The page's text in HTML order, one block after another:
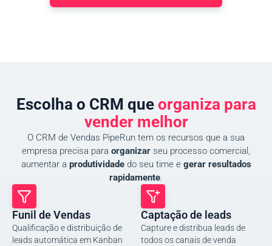
Escolha o CRM que organiza para
vender melhor
O CRM de Vendas PipeRun tem os recursos que a sua
empresa precisa para organizar seu processo comercial,
aumentar a produtividadedo seu time e gerar resultados
rapidamente.
Funil de Vendas
Qualificação e distribuição de
leads automática em Kanban
Captação de leads
Capture e distribua leads de
todos os canais de venda